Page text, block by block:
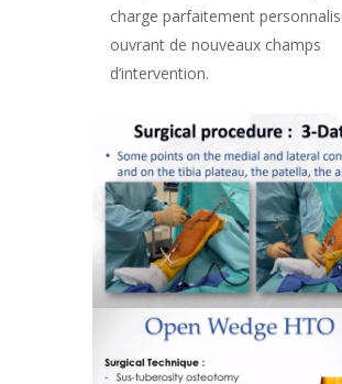
charge parfaitement
ouvrant de nouveaux champs
d’intervention.